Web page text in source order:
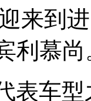
来到
利慕尚
表车